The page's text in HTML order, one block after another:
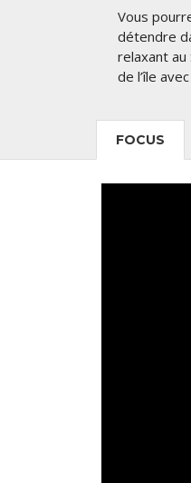
Vous
détendre
relaxant au
de l’île
FOCUS